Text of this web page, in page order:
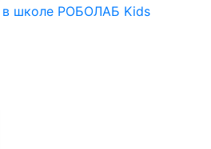
в школе РОБОЛАБ Kids